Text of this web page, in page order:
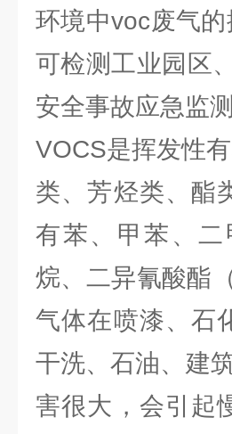
环境中voc废气
可检测工业园区
安全事故应急监
VOCS是挥发性
类、芳烃类、酯
有苯、甲苯、
烷、二异氰酸酯
气体在喷漆、石
干洗、石油、建
害很大，会引起